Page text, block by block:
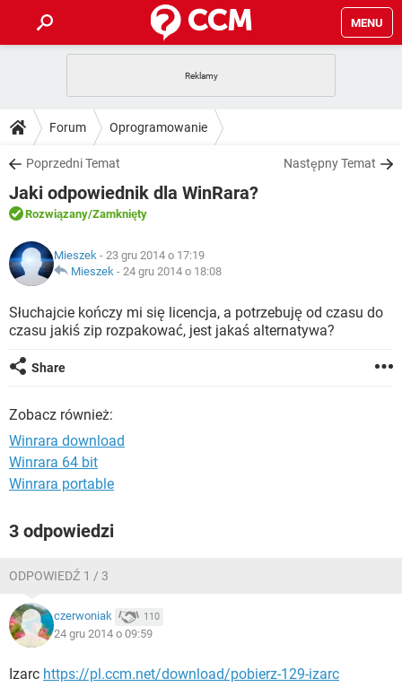
MENU
GRY WHATSAPP
SPOTIFY
INSTAGRAM FACEBOOK
WINDOWS 10
PORADY
PlayStation TIKTOK
SPOTIFY
INSTAGRAM
WINDOWS 10
DO POBRANIA
ANDROID TIKTOK
GRY
IOS
INSTAGRAM
WINDOWS 10
FORUM
COVID-19
GRY WHATSAPP
INSTAGRAM FACEBOOK
WINDOWS 10
ARTYKUŁY
COVID-19
GRY WHATSAPP
INSTAGRAM
WINDOWS 10
Forum Oprogramowanie
Poprzedni Temat Następny Temat
Jaki odpowiednik dla WinRara?
Rozwiązany/Zamknięty
Mieszek - 23 gru 2014 o 17:19
Mieszek - 24 gru 2014 o 18:08
Słuchajcie kończy mi się licencja, a potrzebuję od czasu do
czasu jakiś zip rozpakować, jest jakaś alternatywa?
Share
Zobacz również:
Winrara download
Winrara 64 bit
Winrara portable
3 odpowiedzi
ODPOWIEDŹ 1 / 3
czerwoniak 110
24 gru 2014 o 09:59
Izarc https://pl.ccm.net/download/pobierz-129-izarc